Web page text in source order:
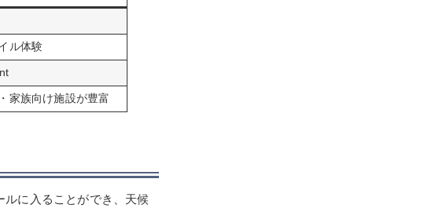
ル体験
家族向け施設が豊富
に入ることができ、天候